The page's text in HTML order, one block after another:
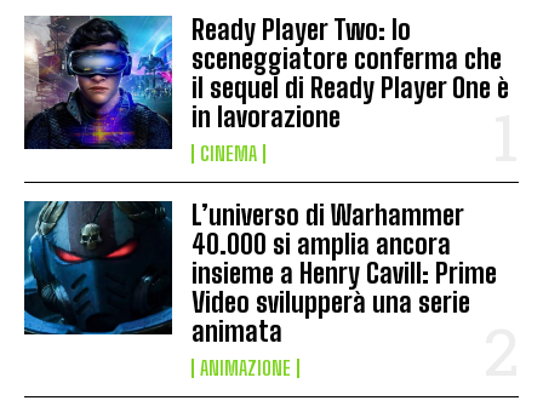
Ready Player Two: lo
sceneggiatore conferma che
il sequel di Ready Player One è
in lavorazione
CINEMA
L’universo di Warhammer
40.000 si amplia ancora
insieme a Henry Cavill: Prime
Video svilupperà una serie
animata
ANIMAZIONE